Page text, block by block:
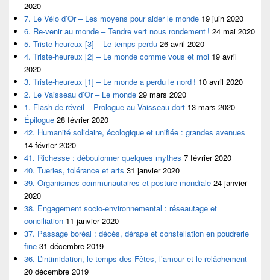
2020
7. Le Vélo d’Or – Les moyens pour aider le monde 19 juin 2020
6. Re-venir au monde – Tendre vert nous rondement ! 24 mai 2020
5. Triste-heureux [3] – Le temps perdu 26 avril 2020
4. Triste-heureux [2] – Le monde comme vous et moi 19 avril
2020
3. Triste-heureux [1] – Le monde a perdu le nord ! 10 avril 2020
2. Le Vaisseau d’Or – Le monde 29 mars 2020
1. Flash de réveil – Prologue au Vaisseau dort 13 mars 2020
Épilogue 28 février 2020
42. Humanité solidaire, écologique et unifiée : grandes avenues
14 février 2020
41. Richesse : déboulonner quelques mythes 7 février 2020
40. Tueries, tolérance et arts 31 janvier 2020
39. Organismes communautaires et posture mondiale 24 janvier
2020
38. Engagement socio-environnemental : réseautage et
conciliation 11 janvier 2020
37. Passage boréal : décès, dérape et constellation en poudrerie
fine 31 décembre 2019
36. L’intimidation, le temps des Fêtes, l’amour et le relâchement
20 décembre 2019